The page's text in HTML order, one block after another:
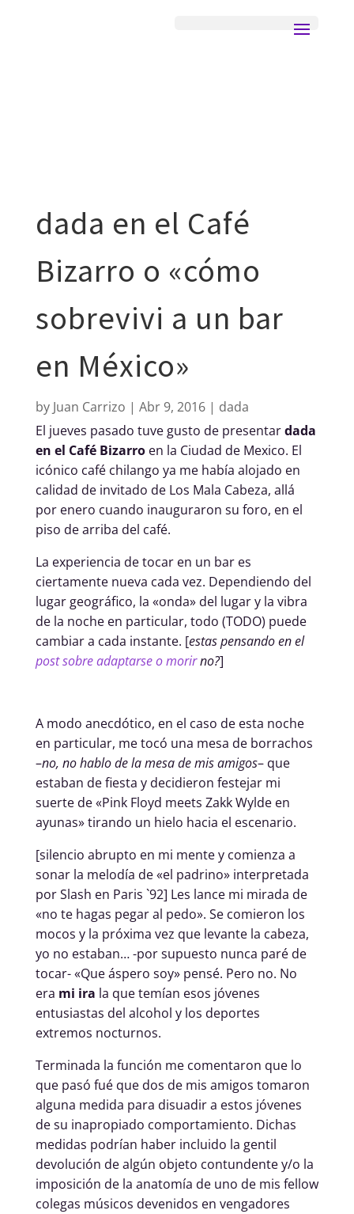
dada en el Café
Bizarro o «cómo
sobrevivi a un bar
en México»
by Juan Carrizo Abr 9, 2016
dada
El jueves pasado tuve gusto de presentardada
en el Café Bizarroen la Ciudad de Mexico. El
icónico café chilango ya me había alojado en
calidad de invitado de Los Mala Cabeza, allá
por enero cuando inauguraron su foro, en el
piso de arriba del café.
La experiencia de tocar en un bar es
ciertamente nueva cada vez. Dependiendo del
lugar geográfico, la «onda» del lugar y la vibra
de la noche en particular, todo (TODO) puede
cambiar a cada instante. [estas pensando en el
post sobre adaptarse o morirno?]
A modo anecdótico, en el caso de esta noche
en particular, me tocó una mesa de borrachos
–no, no hablo de la mesa de mis amigos– que
estaban de fiesta y decidieron festejar mi
suerte de «Pink Floyd meets Zakk Wylde en
ayunas» tirando un hielo hacia el escenario.
[silencio abrupto en mi mente y comienza a
sonar la melodía de «el padrino» interpretada
por Slash en Paris `92] Les lance mi mirada de
«no te hagas pegar al pedo». Se comieron los
mocos y la próxima vez que levante la cabeza,
yo no estaban… -por supuesto nunca paré de
tocar- «Que áspero soy» pensé. Pero no. No
era mi ira la que temían esos jóvenes
entusiastas del alcohol y los deportes
extremos nocturnos.
Terminada la función me comentaron que lo
que pasó fué que dos de mis amigos tomaron
alguna medida para disuadir a estos jóvenes
de su inapropiado comportamiento. Dichas
medidas podrían haber incluido la gentil
devolución de algún objeto contundente y/o la
imposición de la anatomía de uno de mis fellow
colegas músicos devenidos en vengadores